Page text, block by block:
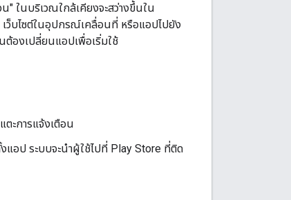
ในบริเวณใกล้เคียงจะสว่างขึ้นใน
ว็บไซต์ในอุปกรณ์เคลื่อนที่ หรือแอปไปยัง
ต้องเปลี่ยนแอปเพื่อเริ่มใช้
ตะการแจ้งเตือน
แอป ระบบจะนําผู้ใช้ไปที่ Play Store ที่ติด